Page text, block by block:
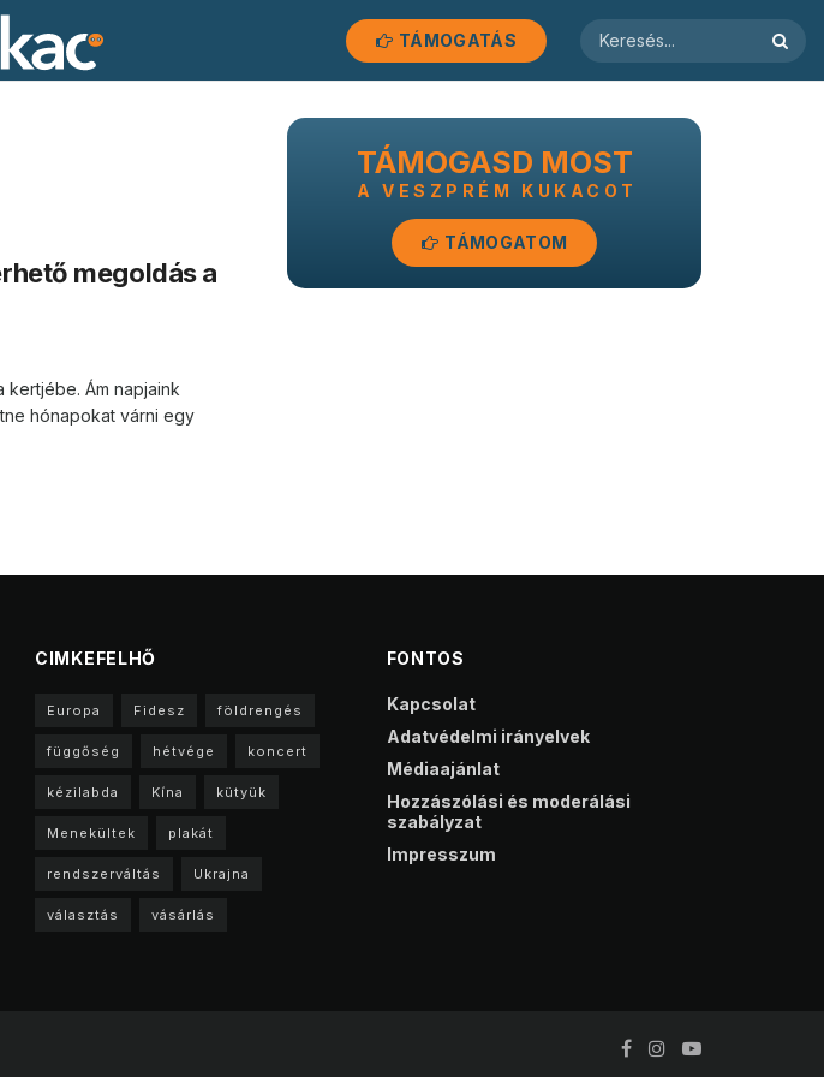
TÁMOGATÁS
megoldás a
Ám napjaink
hónapokat várni egy
TÁMOGASD MOST
A VESZPRÉM KUKACOT
TÁMOGATOM
CIMKEFELHŐ
Europa Fidesz földrengés
függőség hétvége koncert
kézilabda Kína kütyük
Menekültek plakát
rendszerváltás Ukrajna
választás vásárlás
FONTOS
Kapcsolat
Adatvédelmi irányelvek
Médiaajánlat
Hozzászólási és moderálási
szabályzat
Impresszum